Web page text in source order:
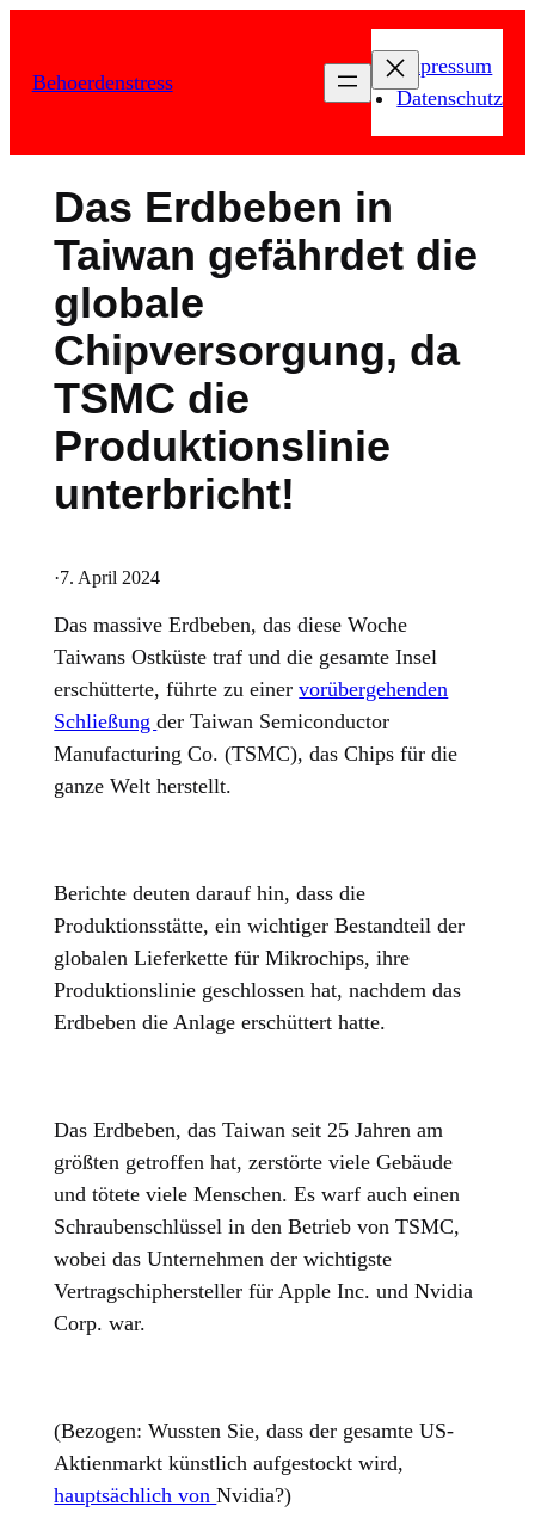
springen
Behoerdenstress
Impressum
Datenschutz
Das Erdbeben in
Taiwan gefährdet die
globale
Chipversorgung, da
TSMC die
Produktionslinie
unterbricht!
·7. April 2024
Das massive Erdbeben, das diese Woche
Taiwans Ostküste traf und die gesamte Insel
erschütterte, führte zu einervorübergehenden
Schließungder Taiwan Semiconductor
Manufacturing Co. (TSMC), das Chips für die
ganze Welt herstellt.
Berichte deuten darauf hin, dass die
Produktionsstätte, ein wichtiger Bestandteil der
globalen Lieferkette für Mikrochips, ihre
Produktionslinie geschlossen hat, nachdem das
Erdbeben die Anlage erschüttert hatte.
Das Erdbeben, das Taiwan seit 25 Jahren am
größten getroffen hat, zerstörte viele Gebäude
und tötete viele Menschen. Es warf auch einen
Schraubenschlüssel in den Betrieb von TSMC,
wobei das Unternehmen der wichtigste
Vertragschiphersteller für Apple Inc. und Nvidia
Corp. war.
(Bezogen: Wussten Sie, dass der gesamte US-
Aktienmarkt künstlich aufgestockt wird,
hauptsächlich vonNvidia?)